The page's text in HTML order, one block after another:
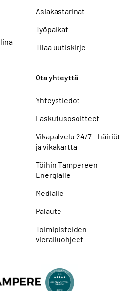
Asiakastarinat
Työpaikat
Tilaa uutiskirje
Ota yhteyttä
Yhteystiedot
Laskutusosoitteet
Vikapalvelu 24/7 – häiriöt
ja vikakartta
Töihin Tampereen
Energialle
Medialle
Palaute
Toimipisteiden
vierailuohjeet